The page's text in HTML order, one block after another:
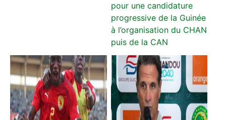
pour une candidature
progressive de la Guinée
à l’organisation du CHAN
puis de la CAN